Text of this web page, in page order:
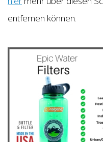
entfernen können.